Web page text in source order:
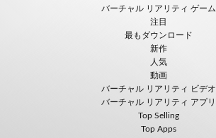
バーチャル リアリティ ゲーム
注目
最もダウンロード
新作
人気
動画
バーチャル リアリティ ビデオ
バーチャル リアリティ アプリ
Top Selling
Top Apps